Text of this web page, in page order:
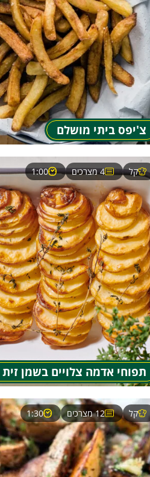
צ'יפס ביתי מושלם
תפוחי אדמה צלויים בשמן
קל 4 מצרכים 1:00
קל 12 מצרכים 1:30